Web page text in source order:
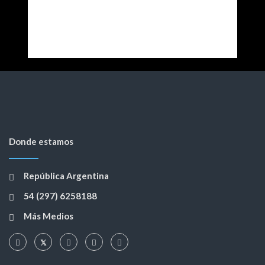
Donde estamos
República Argentina
54 (297) 6258188
Más Medios